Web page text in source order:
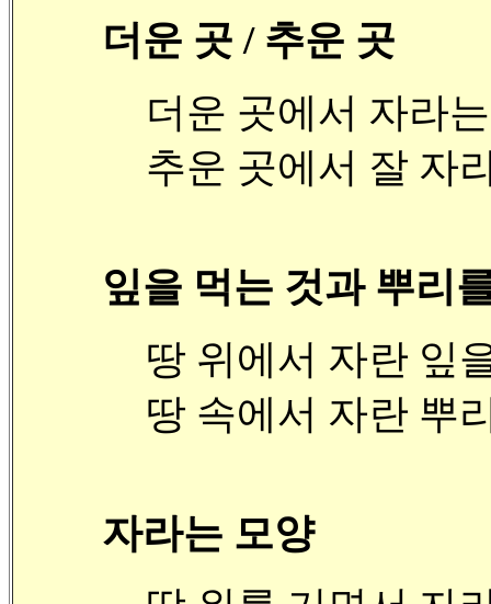
더운 곳 / 추운 곳
더운 곳에서 자라
추운 곳에서 잘 자
잎을 먹는 것과 뿌리
땅 위에서 자란 잎
땅 속에서 자란 뿌
자라는 모양